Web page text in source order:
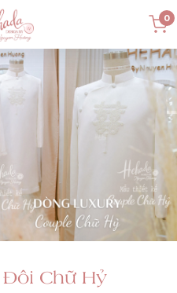
0
Chữ Hỷ